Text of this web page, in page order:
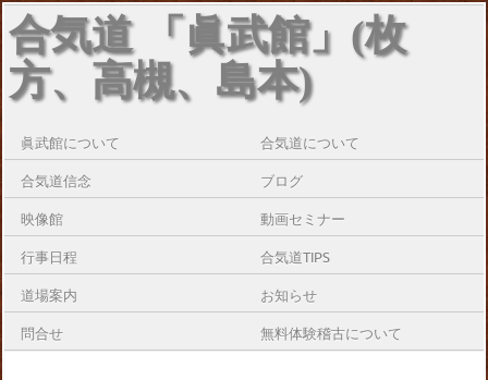
合気道 「眞武館」(枚
方、高槻、島本)
眞武館について 合気道について
合気道信念 ブログ
映像館 動画セミナー
行事日程 合気道TIPS
道場案内 お知らせ
問合せ 無料体験稽古について